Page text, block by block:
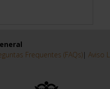
Frequentes (FAQs)| Aviso